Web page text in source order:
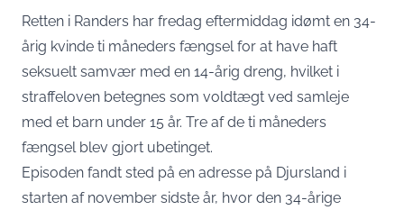
Retten i Randers har fredag eftermiddag idømt en 34-
årig kvinde ti måneders fængsel for at have haft
seksuelt samvær med en 14-årig dreng, hvilket i
straffeloven betegnes som voldtægt ved samleje
med et barn under 15 år. Tre af de ti måneders
fængsel blev gjort ubetinget.
Episoden fandt sted på en adresse på Djursland i
starten af november sidste år, hvor den 34-årige